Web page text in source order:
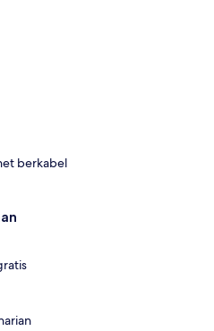
berkabel